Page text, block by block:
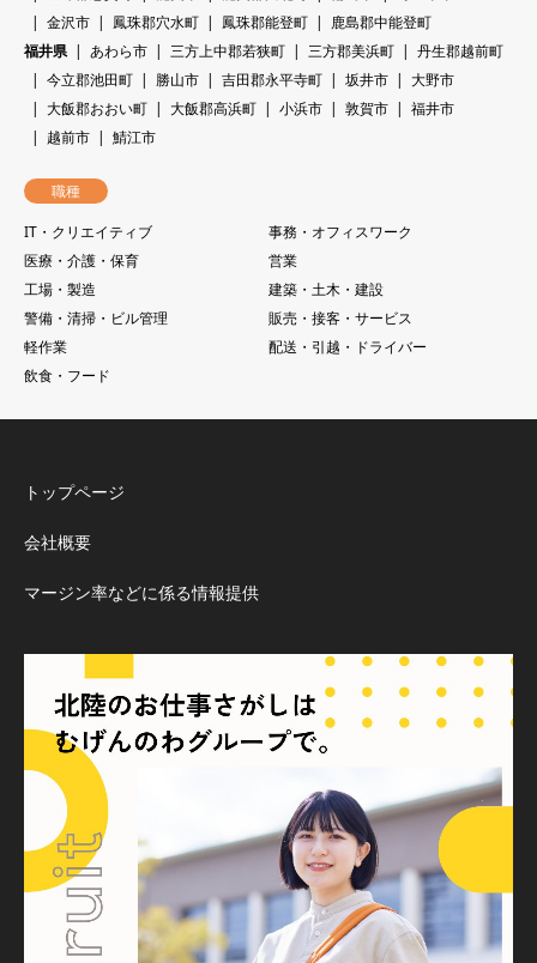
金沢市
鳳珠郡穴水町 鳳珠郡能登町
鹿島郡中能登町
福井県
あわら市 三方上中郡若狭町 三方郡美浜町
丹生郡越前町
今立郡池田町
勝山市 吉田郡永平寺町 坂井市
大野市
大飯郡おおい町
大飯郡高浜町 小浜市 敦賀市
福井市
越前市
鯖江市
職種
IT・クリエイティブ
事務・オフィスワーク
医療・介護・保育
営業
工場・製造
建築・土木・建設
警備・清掃・ビル管理
販売・接客・サービス
軽作業
配送・引越・ドライバー
飲食・フード
トップページ
会社概要
マージン率などに係る情報提供